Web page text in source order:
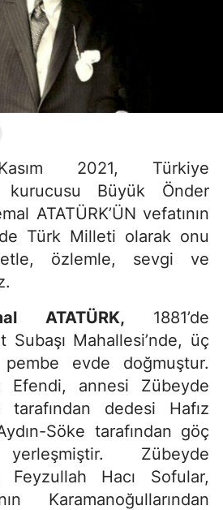
2021, Türkiye
kurucusu Büyük Önder
ATATÜRK’ÜN vefatının
Türk Milleti olarak onu
özlemle, sevgi ve
ATATÜRK, 1881’de
Subaşı Mahallesi’nde, üç
evde doğmuştur.
Efendi, annesi Zübeyde
tarafından dedesi Hafız
Söke tarafından göç
yerleşmiştir. Zübeyde
Feyzullah Hacı Sofular,
Karamanoğullarından